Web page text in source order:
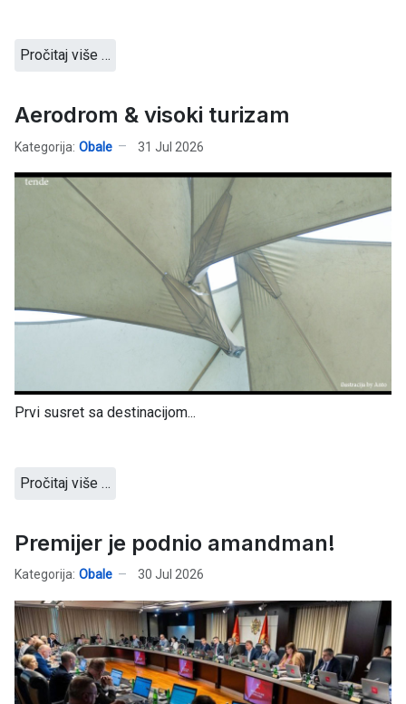
Pročitaj više …
Aerodrom & visoki turizam
Kategorija: Obale 31 Jul 2026
Prvi susret sa destinacijom...
Pročitaj više …
Premijer je podnio amandman!
Kategorija: Obale 30 Jul 2026